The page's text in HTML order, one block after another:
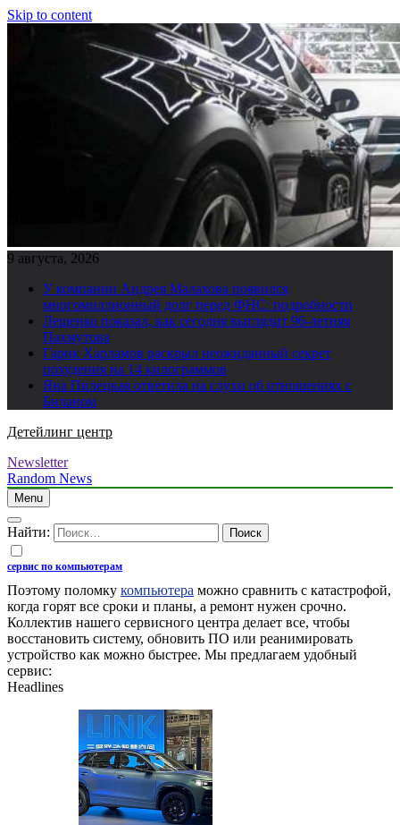
Skip to content
9 августа, 2026
У компании Андрея Малахова появился
многомиллионный долг перед ФНС: подробности
Лещенко показал, как сегодня выглядит 96-летняя
Пахмутова
Гарик Харламов раскрыл неожиданный секрет
похудения на 14 килограммов
Яна Пилецкая ответила на слухи об отношениях с
Биланом
Детейлинг центр
Newsletter
Random News
Menu
Найти:
сервис по компьютерам
Поэтому поломку компьютера можно сравнить с катастрофой,
когда горят все сроки и планы, а ремонт нужен срочно.
Коллектив нашего сервисного центра делает все, чтобы
восстановить систему, обновить ПО или реанимировать
устройство как можно быстрее. Мы предлагаем удобный
сервис:
Headlines